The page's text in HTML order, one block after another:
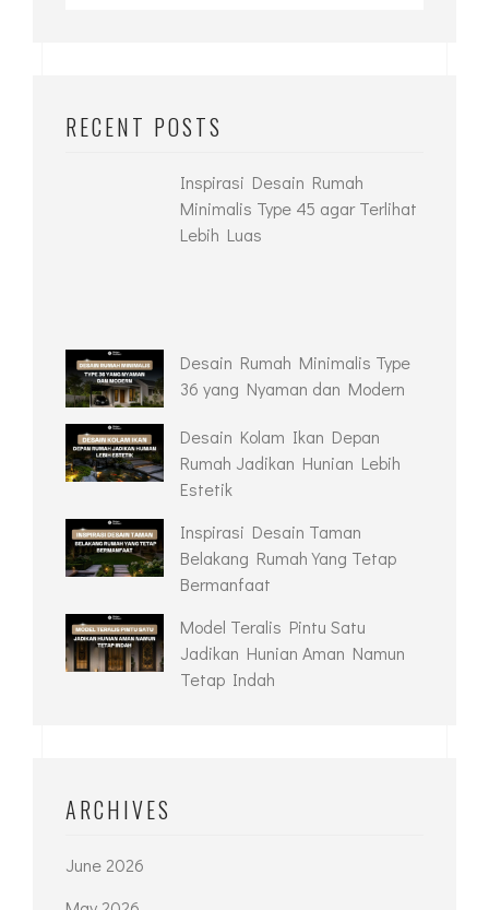
RECENT POSTS
Inspirasi Desain Rumah
Minimalis Type 45 agar Terlihat
Lebih Luas
Desain Kolam Ikan Depan
Rumah Jadikan Hunian Lebih
Estetik
Inspirasi Desain Taman
Belakang Rumah Yang Tetap
Bermanfaat
Model Teralis Pintu Satu
Jadikan Hunian Aman Namun
Tetap Indah
May 2026
April 2026